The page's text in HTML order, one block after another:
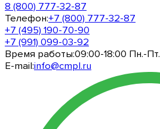
8 (800) 777-32-87
Телефон:+7 (800) 777-32-87
+7 (495) 190-70-90
+7 (991) 099-03-92
Время работы:09:00-18:00 Пн.-Пт.
E-mail:info@cmpl.ru